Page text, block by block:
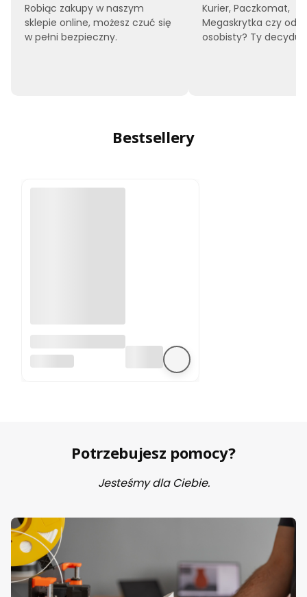
Robiąc zakupy w naszym
sklepie online, możesz czuć się
w pełni bezpieczny.
Kurier, Paczkomat,
Megaskrytka czy
osobisty? Ty
Bestsellery
silnika krokowego
Potrzebujesz pomocy?
Jesteśmy dla Ciebie.